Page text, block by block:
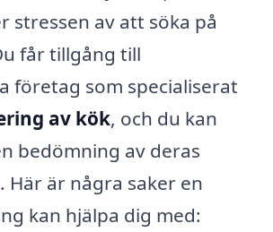
stressen av att söka på
får tillgång till
företag som specialiserat
av kök, och du kan
bedömning av deras
Här är några saker en
kan hjälpa dig med: